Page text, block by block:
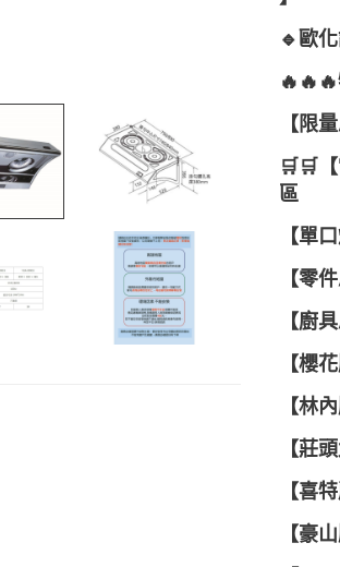
🔹歐
【限
🛒🛒
區
【單
【零
【廚
【櫻花
【林內
【莊頭
【喜特
【豪山